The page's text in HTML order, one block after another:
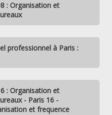
: Organisation et
professionnel à Paris :
: Organisation et
- Paris 16 -
et frequence